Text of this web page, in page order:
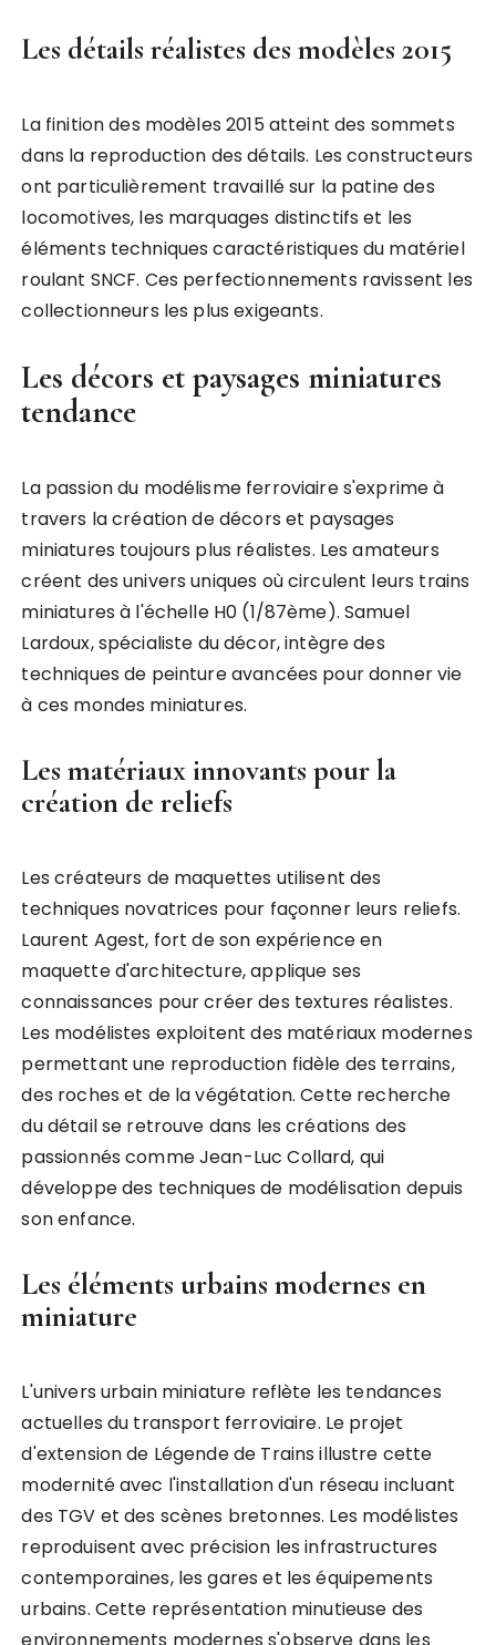
Les détails réalistes des modèles 2015
La finition des modèles 2015 atteint des sommets
dans la reproduction des détails. Les constructeurs
ont particulièrement travaillé sur la patine des
locomotives, les marquages distinctifs et les
éléments techniques caractéristiques du matériel
roulant SNCF. Ces perfectionnements ravissent les
collectionneurs les plus exigeants.
Les décors et paysages miniatures
tendance
La passion du modélisme ferroviaire s'exprime à
travers la création de décors et paysages
miniatures toujours plus réalistes. Les amateurs
créent des univers uniques où circulent leurs trains
miniatures à l'échelle H0 (1/87ème). Samuel
Lardoux, spécialiste du décor, intègre des
techniques de peinture avancées pour donner vie
à ces mondes miniatures.
Les matériaux innovants pour la
création de reliefs
Les créateurs de maquettes utilisent des
techniques novatrices pour façonner leurs reliefs.
Laurent Agest, fort de son expérience en
maquette d'architecture, applique ses
connaissances pour créer des textures réalistes.
Les modélistes exploitent des matériaux modernes
permettant une reproduction fidèle des terrains,
des roches et de la végétation. Cette recherche
du détail se retrouve dans les créations des
passionnés comme Jean-Luc Collard, qui
développe des techniques de modélisation depuis
son enfance.
Les éléments urbains modernes en
miniature
L'univers urbain miniature reflète les tendances
actuelles du transport ferroviaire. Le projet
d'extension de Légende de Trains illustre cette
modernité avec l'installation d'un réseau incluant
des TGV et des scènes bretonnes. Les modélistes
reproduisent avec précision les infrastructures
contemporaines, les gares et les équipements
urbains. Cette représentation minutieuse des
environnements modernes s'observe dans les